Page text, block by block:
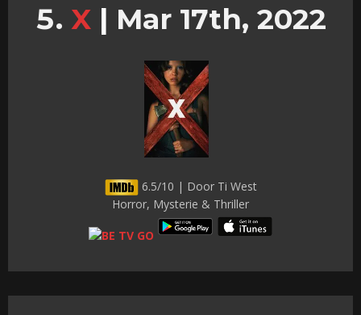
X | Mar 17th, 2022
6.5/10 | Door Ti West
Horror, Mysterie & Thriller